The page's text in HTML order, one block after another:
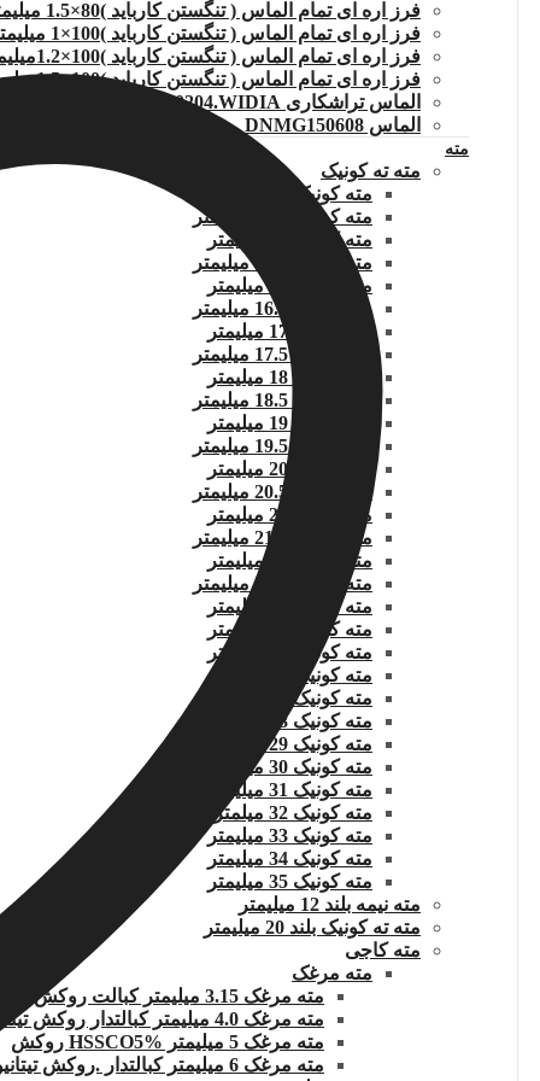
فرز اره ای تمام الماس ( تنگستن کارباید )80×1.5 میلیمتر
فرز اره ای تمام الماس ( تنگستن کارباید )100×1 میلیمتر
فرز اره ای تمام الماس ( تنگستن کارباید )100×1.2میلیمتر
فرز اره ای تمام الماس ( تنگستن کارباید )100×1.5میلیمتر
الماس تراشکاری TCMT110204.WIDIA
الماس DNMG150608
مته
مته ته کونیک
مته کونیک 14 میلیمتر
مته کونیک 14.5 میلیمتر
مته کونیک 15 میلیمتر
مته کونیک 15.5 میلیمتر
مته کونیک 16 میلیمتر
مته کونیک 16.5 میلیمتر
مته کونیک 17.5 میلیمتر
مته کونیک 18 میلیمتر
مته کونیک 18.5 میلیمتر
مته کونیک 19 میلیمتر
مته کونیک 19.5 میلیمتر
مته کونیک 21 میلیمتر
مته کونیک 21.5 میلیمتر
مته کونیک 22 میلیمتر
مته کونیک 22.5 میلیمتر
مته کونیک 23 میلیمتر
مته کونیک 24 میلیمتر
مته کونیک 25 میلیمتر
مته کونیک 26 میلیمتر
مته کونیک 27 میلیمتر
مته کونیک 28 میلیمتر
مته کونیک 29 میلیمتر
مته کونیک 30 میلیمتر
مته کونیک 31 میلیمتر
مته کونیک 32 میلمتر
مته کونیک 33 میلیمتر
مته کونیک 34 میلیمتر
مته کونیک 35 میلیمتر
مته نیمه بلند 12 میلیمتر
مته ته کونیک بلند 20 میلیمتر
مته کاجی
مته مرغک
مته مرغک 3.15 میلیمتر کبالت روکش تیتانیوم
مته مرغک 4.0 میلیمتر کبالتدار روکش تیتانیوم
مته مرغک 5 میلیمتر HSSCO5% روکش
مته مرغک 6 میلیمتر کبالتدار .روکش تیتانیوم